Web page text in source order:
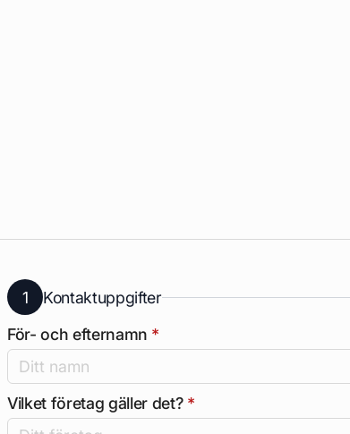
1 Kontaktuppgifter
För- och efternamn *
Vilket företag gäller det? *